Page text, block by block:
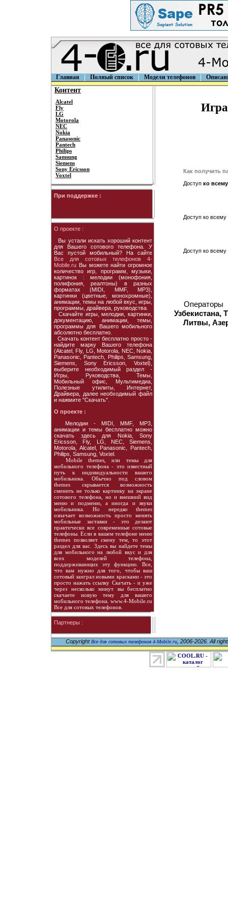
Главная Полный список Модели телефонов
Контент
Alcatel
Fly
LG
Motorola
NEC
Nokia
Panasonic
Pantech
Philips
Samsung
Siemens
Sony Ericsson
Voxtel
При поддержке :
О проекте :
Вы устали искать хороший контент
для Вашего сотового телефона. У
Вас пустой мобильный? На сайте
Все для сотовых телефонов 4-
Mobile.ru Вы можете найти огромное
количество игр, программ, музыки,
картинок : мелодии (монофония,
полифония, реалтоны) в разных
форматах (MIDI, MMF, MP3),
картинки (цветные, монохромные),
анимации, темы на любой вкус, игры,
программы, драйвера, руководства.
Скачайте игры, мелодии, картинки,
документацию, анимации, темы,
программы для Вашего мобильного
абсолютно бесплатно.
Скачать контент бесплатно просто -
найдите марку Вашего телефона
(Alcatel, Fly, LG, Motorola, NEC, Nokia,
Panasonic, Pantech, Philips, Samsung,
Siemens, Sony Ericsson, Voxtel),
выберите необходимый раздел -
Игры, Руководства, Темы,
Мобильный офис, Мультимедиа,
Полезные утилиты, Интернет,
Драйвера, далее необходимый файл
и нажмите "Скачать".
О проекте :
Мелодии - MIDI, MMF, MP3,
анимации и темы бесплатно можно
скачать здесь для Nokia, Sony
Ericsson, Fly, LG, NEC, Siemens,
Motorola, Alcatel, Panasonic, Pantech,
Philips, Samsung, Voxtel.
Mobile themes, или темы для
мобильного телефона - это известный
путь к индивидуальности вашего
мобильника. Обычно под словом
themes скрывается возможность
сменить не только картинку на экране
сотового телефона, но и внешний вид
меню и подменю, а иногда и звуки
мобильника. Но нередко themes
означает возможность просто менять
мобильные заставки - это делают
практически все современные сотовые
телефоны. Если в вашем телефоне меню
themes позволяет смену тем, то этот
раздел для вас. Здесь вы найдете темы
для мобильного на любой вкус и для
всех моделей телефона,
поддерживающих эту функцию. Все,
что вам нужно для того, чтобы ваш
сотовый заиграл новыми красками - это
просто нажать ссылку Скачать - и уже
через несколько минут вы бесплатно
скачаете новую тему для вашего
мобильного телефона. www.4-Mobile.ru
Все для сотовых телефонов.
Партнеры :
Как получить
Доступ ко
Доступ ко всему
Доступ ко
Операторы
Узбекистана,
Литвы,
Copyright Все для сотовых телефонов 4-Mobile.ru, 2006-2026. All